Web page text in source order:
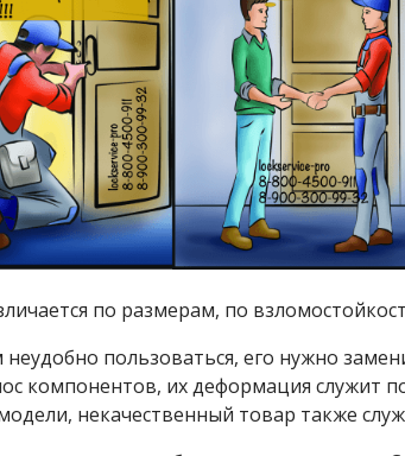
по размерам, по
неудобно пользоваться, его нужно
компонентов, их деформация служит
некачественный товар также